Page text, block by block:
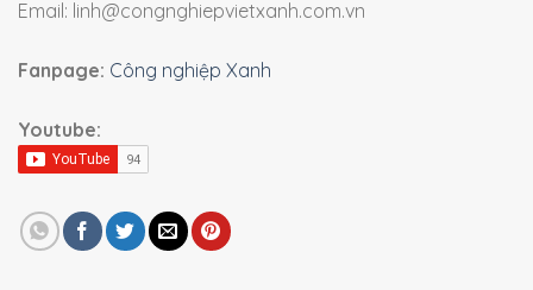
Email: linh@congnghiepvietxanh.com.vn
Fanpage: Công nghiệp Xanh
Youtube: